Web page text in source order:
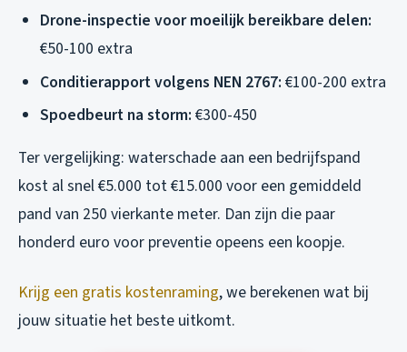
Drone-inspectie voor moeilijk bereikbare delen:
€50-100 extra
Conditierapport volgens NEN 2767: €100-200 extra
Spoedbeurt na storm: €300-450
Ter vergelijking: waterschade aan een bedrijfspand
kost al snel €5.000 tot €15.000 voor een gemiddeld
pand van 250 vierkante meter. Dan zijn die paar
honderd euro voor preventie opeens een koopje.
Krijg een gratis kostenraming, we berekenen wat bij
jouw situatie het beste uitkomt.